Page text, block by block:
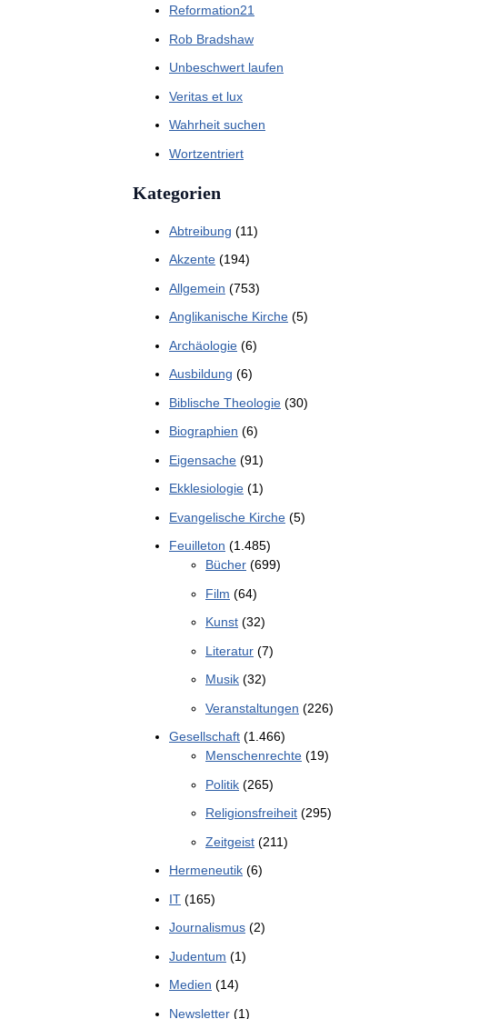
Reformation21
Rob Bradshaw
Unbeschwert laufen
Veritas et lux
Wahrheit suchen
Wortzentriert
Kategorien
Abtreibung (11)
Akzente (194)
Allgemein (753)
Anglikanische Kirche (5)
Archäologie (6)
Ausbildung (6)
Biblische Theologie (30)
Biographien (6)
Eigensache (91)
Ekklesiologie (1)
Evangelische Kirche (5)
Feuilleton (1.485)
Bücher (699)
Film (64)
Kunst (32)
Literatur (7)
Musik (32)
Veranstaltungen (226)
Gesellschaft (1.466)
Menschenrechte (19)
Politik (265)
Religionsfreiheit (295)
Zeitgeist (211)
Hermeneutik (6)
IT (165)
Journalismus (2)
Judentum (1)
Medien (14)
Newsletter (1)